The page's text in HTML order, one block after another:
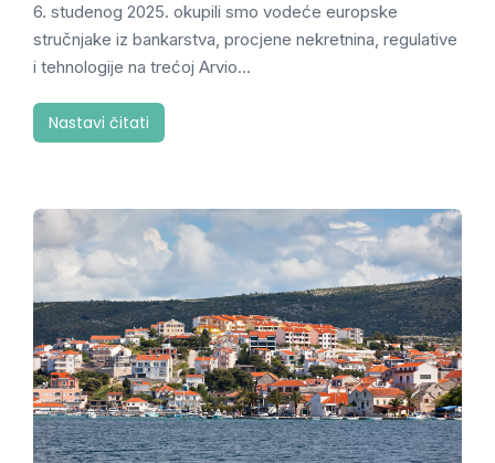
6. studenog 2025. okupili smo vodeće europske
stručnjake iz bankarstva, procjene nekretnina, regulative
i tehnologije na trećoj Arvio…
Nastavi čitati